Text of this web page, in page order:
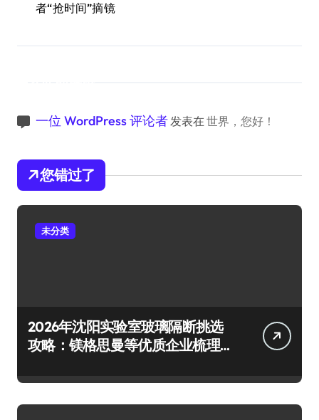
者“抢时间”摘镜
一位 WordPress 评论者发表在 世界，您好！
您错过了
未分类
2026年沈阳实验室玻璃隔断挑选
攻略：镁格思曼等优质企业梳理